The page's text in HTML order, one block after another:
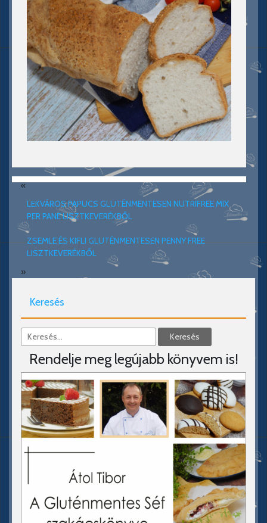
«
LEKVÁROS PAPUCS GLUTÉNMENTESEN NUTRIFREE MIX
PER PANE LISZTKEVERÉKBŐL
ZSEMLE ÉS KIFLI GLUTÉNMENTESEN PENNY FREE
LISZTKEVERÉKBŐL
»
Keresés
Rendelje meg legújabb könyvem is!